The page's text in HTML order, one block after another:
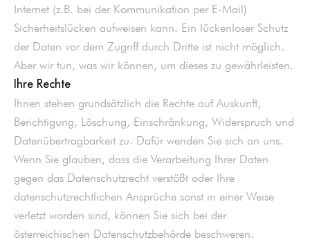
Internet (z.B. bei der Kommunikation per E-Mail)
Sicherheitslücken aufweisen kann. Ein lückenloser Schutz
der Daten vor dem Zugriff durch Dritte ist nicht möglich.
Aber wir tun, was wir können, um dieses zu gewährleisten.
Ihre Rechte
Ihnen stehen grundsätzlich die Rechte auf Auskunft,
Berichtigung, Löschung, Einschränkung, Widerspruch und
Datenübertragbarkeit zu. Dafür wenden Sie sich an uns.
Wenn Sie glauben, dass die Verarbeitung Ihrer Daten
gegen das Datenschutzrecht verstößt oder Ihre
datenschutzrechtlichen Ansprüche sonst in einer Weise
verletzt worden sind, können Sie sich bei der
österreichischen Datenschutzbehörde beschweren.